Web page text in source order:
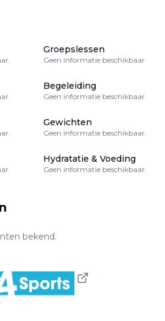
Groepslessen
Geen informatie beschikbaar.
Begeleiding
Geen informatie beschikbaar.
Gewichten
Geen informatie beschikbaar.
Hydratatie & Voeding
Geen informatie beschikbaar.
bekend.